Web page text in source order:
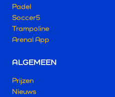
Padel
Soccer5
Trampoline
Arenal App
ALGEMEEN
Prijzen
Nieuws